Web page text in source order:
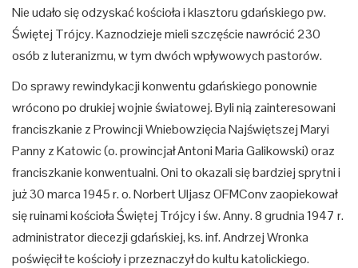
Nie udało się odzyskać kościoła i klasztoru gdańskiego pw.
Świętej Trójcy. Kaznodzieje mieli szczęście nawrócić 230
osób z luteranizmu, w tym dwóch wpływowych pastorów.
Do sprawy rewindykacji konwentu gdańskiego ponownie
wrócono po drukiej wojnie światowej. Byli nią zainteresowani
franciszkanie z Prowincji Wniebowzięcia Najświętszej Maryi
Panny z Katowic (o. prowincjał Antoni Maria Galikowski) oraz
franciszkanie konwentualni. Oni to okazali się bardziej sprytni i
już 30 marca 1945 r. o. Norbert Uljasz OFMConv zaopiekował
się ruinami kościoła Świętej Trójcy i św. Anny. 8 grudnia 1947 r.
administrator diecezji gdańskiej, ks. inf. Andrzej Wronka
poświęcił te kościoły i przeznaczył do kultu katolickiego.